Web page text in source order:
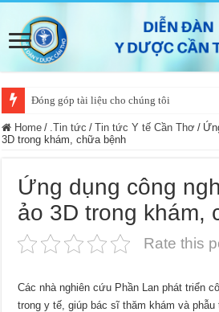
Đóng góp tài liệu cho chúng tôi
Home / .Tin tức / Tin tức Y tế Cần Thơ /
3D trong khám, chữa bệnh
Ứng dụng công
ảo 3D trong khám,
Rate this
Các nhà nghiên cứu Phần Lan phát triển
trong y tế, giúp bác sĩ thăm khám và